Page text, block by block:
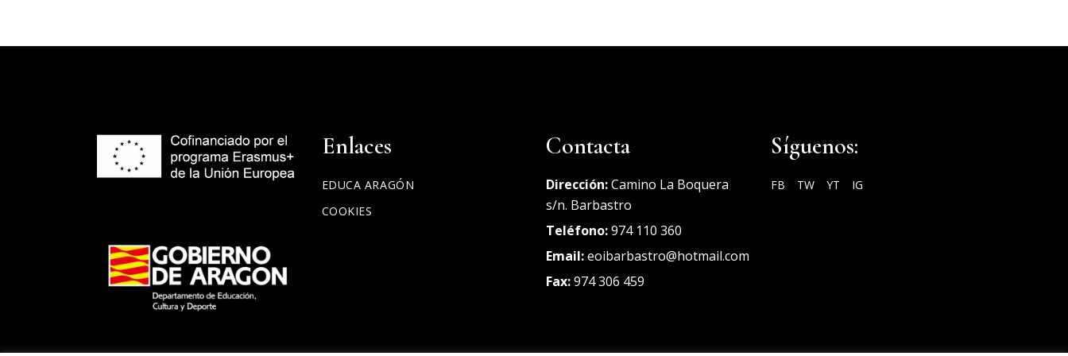
Enlaces
EDUCA ARAGÓN
COOKIES
Contacta
Dirección:Camino La Boquera
s/n. Barbastro
Teléfono:974 110 360
Email:eoibarbastro@hotmail.com
Fax:974 306 459
Síguenos:
FB TW YT IG